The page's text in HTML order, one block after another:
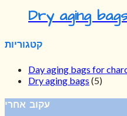
Dry aging
קטגוריות
Day aging bags for
Dry aging bags (5)
עקוב אחרי